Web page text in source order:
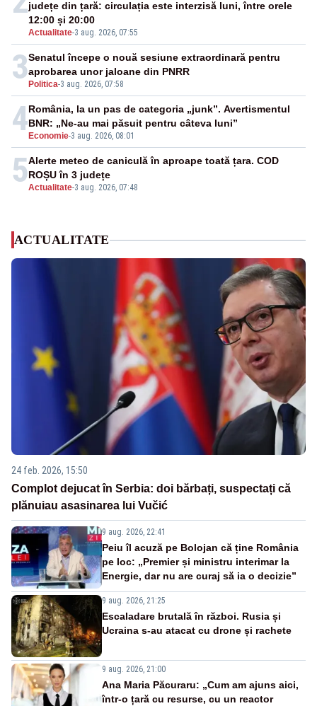
Actualitate-3 aug. 2026, 07:55
județe din țară: circulația este interzisă luni, între orele
12:00 și 20:00
3 Politica-3 aug. 2026, 07:58
Senatul începe o nouă sesiune extraordinară pentru
aprobarea unor jaloane din PNRR
4 Economie-3 aug. 2026, 08:01
România, la un pas de categoria „junk”. Avertismentul
BNR: „Ne-au mai păsuit pentru câteva luni”
5Actualitate-3 aug. 2026, 07:48
Alerte meteo de caniculă în aproape toată țara. COD
ROȘU în 3 județe
ACTUALITATE
24 feb. 2026, 15:50
Complot dejucat în Serbia: doi bărbați, suspectați că
plănuiau asasinarea lui Vučić
9 aug. 2026, 22:41
Peiu îl acuză pe Bolojan că ține România
pe loc: „Premier și ministru interimar la
Energie, dar nu are curaj să ia o decizie”
9 aug. 2026, 21:25
Escaladare brutală în război. Rusia și
Ucraina s-au atacat cu drone și rachete
9 aug. 2026, 21:00
Ana Maria Păcuraru: „Cum am ajuns aici,
într-o țară cu resurse, cu un reactor